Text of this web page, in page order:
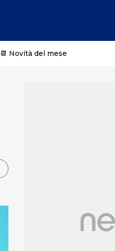
📆 Novità del mese